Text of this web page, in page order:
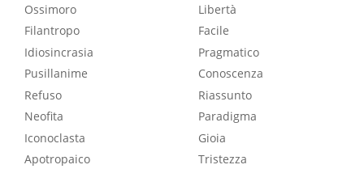
Ossimoro
Filantropo
Idiosincrasia
Pusillanime
Refuso
Neofita
Iconoclasta
Apotropaico
Libertà
Facile
Pragmatico
Conoscenza
Riassunto
Paradigma
Gioia
Tristezza